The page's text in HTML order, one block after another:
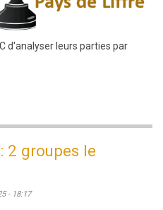
d'analyser leurs parties par
2 groupes le
- 18:17